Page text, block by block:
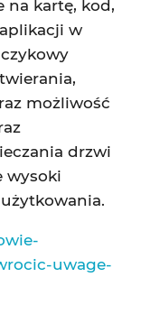
kartę, kod,
w
możliwość
drzwi
wysoki
uwage-